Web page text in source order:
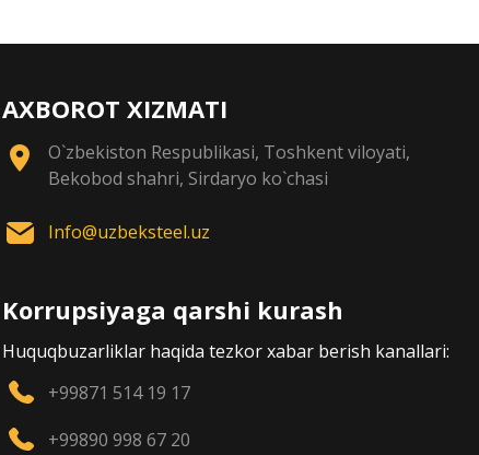
AXBOROT XIZMATI
O`zbekiston Respublikasi, Toshkent viloyati,
Bekobod shahri, Sirdaryo ko`chasi
Info@uzbeksteel.uz
Korrupsiyaga qarshi kurash
Huquqbuzarliklar haqida tezkor xabar berish kanallari:
+99871 514 19 17
+99890 998 67 20